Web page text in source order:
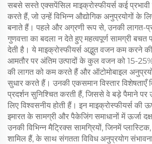
सबसे सस्ते एक्सपेंसिल माइक्रोस्फीयर्स कई
करते हैं, जो उन्हें विभिन्न औद्योगिक अनुप्रयोगों के
बनाते हैं। पहले और अग्रणी रूप से, उनकी लागत-
गुणवत्ता का बदला न देते हुए महत्वपूर्ण सामग्री बचत
देती है। ये माइक्रोस्फीयर्स अद्भुत वजन कम करने
आमतौर पर अंतिम उत्पादों के कुल वजन को 15-
की लागत को कम करते हैं और ऑटोमोबाइल
सुधार करते हैं। उनकी एकसमान विस्तार विशेषताएँ
प्रदर्शन सुनिश्चित करती हैं, जिससे वे बड़े पैमाने पर
लिए विश्वसनीय होती हैं। इन माइक्रोस्फीयर्स की
इमारत के सामग्री और पैकेजिंग समाधानों में ऊर्जा
उनकी विभिन्न मैट्रिक्स सामग्रियों, जिनमें
शामिल हैं, के साथ संगतता विविध अनुप्रयोग